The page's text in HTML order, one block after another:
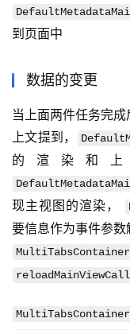
到页面中
数据的变更
当上面两件任务完成
上文提到，
现主视图的渲染，
要信息作为事件参数